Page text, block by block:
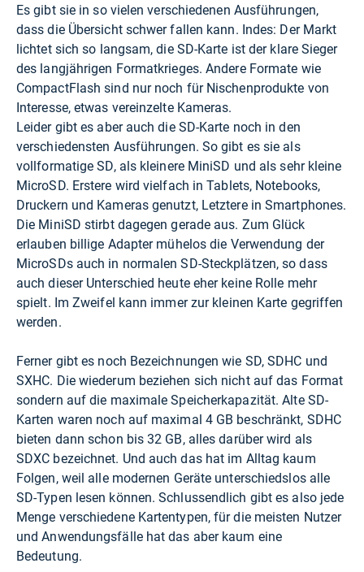
Es gibt sie in so vielen verschiedenen Ausführungen,
dass die Übersicht schwer fallen kann. Indes: Der Markt
lichtet sich so langsam, die SD-Karte ist der klare Sieger
des langjährigen Formatkrieges. Andere Formate wie
CompactFlash sind nur noch für Nischenprodukte von
Interesse, etwas vereinzelte Kameras.
Leider gibt es aber auch die SD-Karte noch in den
verschiedensten Ausführungen. So gibt es sie als
vollformatige SD, als kleinere MiniSD und als sehr kleine
MicroSD. Erstere wird vielfach in Tablets, Notebooks,
Druckern und Kameras genutzt, Letztere in Smartphones.
Die MiniSD stirbt dagegen gerade aus. Zum Glück
erlauben billige Adapter mühelos die Verwendung der
MicroSDs auch in normalen SD-Steckplätzen, so dass
auch dieser Unterschied heute eher keine Rolle mehr
spielt. Im Zweifel kann immer zur kleinen Karte gegriffen
werden.
Ferner gibt es noch Bezeichnungen wie SD, SDHC und
SXHC. Die wiederum beziehen sich nicht auf das Format
sondern auf die maximale Speicherkapazität. Alte SD-
Karten waren noch auf maximal 4 GB beschränkt, SDHC
bieten dann schon bis 32 GB, alles darüber wird als
SDXC bezeichnet. Und auch das hat im Alltag kaum
Folgen, weil alle modernen Geräte unterschiedslos alle
SD-Typen lesen können. Schlussendlich gibt es also jede
Menge verschiedene Kartentypen, für die meisten Nutzer
und Anwendungsfälle hat das aber kaum eine
Bedeutung.